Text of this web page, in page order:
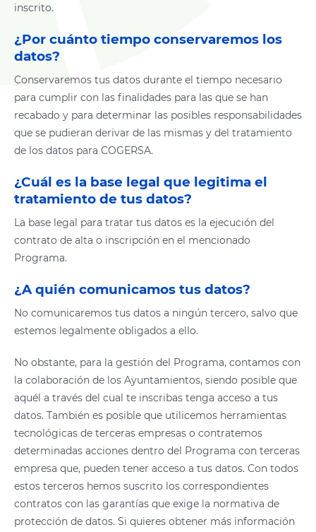
inscrito.
¿Por cuánto tiempo conservaremos los
datos?
Conservaremos tus datos durante el tiempo necesario
para cumplir con las finalidades para las que se han
recabado y para determinar las posibles responsabilidades
que se pudieran derivar de las mismas y del tratamiento
de los datos para COGERSA.
¿Cuál es la base legal que legitima el
tratamiento de tus datos?
La base legal para tratar tus datos es la ejecución del
contrato de alta o inscripción en el mencionado
Programa.
¿A quién comunicamos tus datos?
No comunicaremos tus datos a ningún tercero, salvo que
estemos legalmente obligados a ello.
No obstante, para la gestión del Programa, contamos con
la colaboración de los Ayuntamientos, siendo posible que
aquél a través del cual te inscribas tenga acceso a tus
datos. También es posible que utilicemos herramientas
tecnológicas de terceras empresas o contratemos
determinadas acciones dentro del Programa con terceras
empresa que, pueden tener acceso a tus datos. Con todos
estos terceros hemos suscrito los correspondientes
contratos con las garantías que exige la normativa de
protección de datos. Si quieres obtener más información